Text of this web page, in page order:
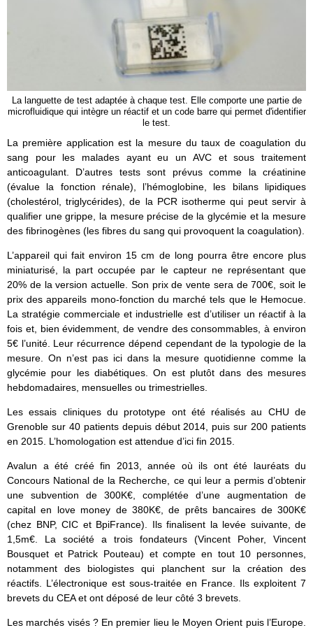
La languette de test adaptée à chaque test. Elle comporte une partie de
microfluidique qui intègre un réactif et un code barre qui permet d'identifier
le test.
La première application est la mesure du taux de coagulation du
sang pour les malades ayant eu un AVC et sous traitement
anticoagulant. D’autres tests sont prévus comme la créatinine
(évalue la fonction rénale), l’hémoglobine, les bilans lipidiques
(cholestérol, triglycérides), de la PCR isotherme qui peut servir à
qualifier une grippe, la mesure précise de la glycémie et la mesure
des fibrinogènes (les fibres du sang qui provoquent la coagulation).
L’appareil qui fait environ 15 cm de long pourra être encore plus
miniaturisé, la part occupée par le capteur ne représentant que
20% de la version actuelle. Son prix de vente sera de 700€, soit le
prix des appareils mono-fonction du marché tels que le Hemocue.
La stratégie commerciale et industrielle est d’utiliser un réactif à la
fois et, bien évidemment, de vendre des consommables, à environ
5€ l’unité. Leur récurrence dépend cependant de la typologie de la
mesure. On n’est pas ici dans la mesure quotidienne comme la
glycémie pour les diabétiques. On est plutôt dans des mesures
hebdomadaires, mensuelles ou trimestrielles.
Les essais cliniques du prototype ont été réalisés au CHU de
Grenoble sur 40 patients depuis début 2014, puis sur 200 patients
en 2015. L’homologation est attendue d’ici fin 2015.
Avalun a été créé fin 2013, année où ils ont été lauréats du
Concours National de la Recherche, ce qui leur a permis d’obtenir
une subvention de 300K€, complétée d’une augmentation de
capital en love money de 380K€, de prêts bancaires de 300K€
(chez BNP, CIC et BpiFrance). Ils finalisent la levée suivante, de
1,5m€. La société a trois fondateurs (Vincent Poher, Vincent
Bousquet et Patrick Pouteau) et compte en tout 10 personnes,
notamment des biologistes qui planchent sur la création des
réactifs. L’électronique est sous-traitée en France. Ils exploitent 7
brevets du CEA et ont déposé de leur côté 3 brevets.
Les marchés visés ? En premier lieu le Moyen Orient puis l’Europe.